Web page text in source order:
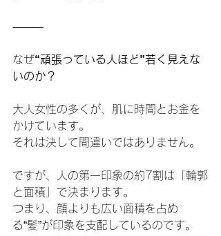
⸻
なぜ“頑張っている人ほど”若く見えな
いのか？
大人女性の多くが、肌に時間とお金を
かけています。
それは決して間違いではありません。
ですが、人の第一印象の約7割は「輪郭
と面積」で決まります。
つまり、顔よりも広い面積を占め
る“髪”が印象を支配しているのです。